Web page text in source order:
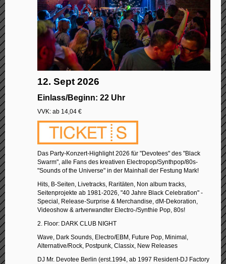
12. Sept 2026
Einlass/Beginn: 22 Uhr
VVK: ab 14,04 €
Das Party-Konzert-Highlight 2026 für "Devotees" des "Black
Swarm", alle Fans des kreativen Electropop/Synthpop/80s-
"Sounds of the Universe" in der Mainhall der Festung Mark!
Hits, B-Seiten, Livetracks, Raritäten, Non album tracks,
Seitenprojekte ab 1981-2026, "40 Jahre Black Celebration" -
Special, Release-Surprise & Merchandise, dM-Dekoration,
Videoshow & artverwandter Electro-/Synthie Pop, 80s!
2. Floor: DARK CLUB NIGHT
Wave, Dark Sounds, Electro/EBM, Future Pop, Minimal,
Alternative/Rock, Postpunk, Classix, New Releases
DJ Mr. Devotee Berlin (erst.1994, ab 1997 Resident-DJ Factory